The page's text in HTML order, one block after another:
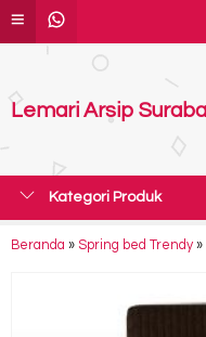
Lemari Arsip
Kategori Produk
Beranda » Spring bed Trendy »